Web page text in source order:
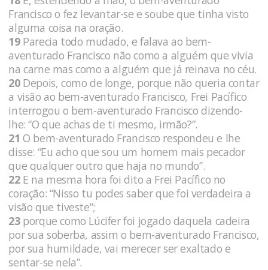
Francisco o fez levantar-se e soube que tinha visto
alguma coisa na oração.
19Parecia todo mudado, e falava ao bem-
aventurado Francisco não como a alguém que vivia
na carne mas como a alguém que já reinava no céu.
20Depois, como de longe, porque não queria contar
a visão ao bem-aventurado Francisco, Frei Pacífico
interrogou o bem-aventurado Francisco dizendo-
lhe: “O que achas de ti mesmo, irmão?”.
21 O bem-aventurado Francisco respondeu e lhe
disse: “Eu acho que sou um homem mais pecador
que qualquer outro que haja no mundo”.
22E na mesma hora foi dito a Frei Pacífico no
coração: “Nisso tu podes saber que foi verdadeira a
visão que tiveste”;
23porque como Lúcifer foi jogado daquela cadeira
por sua soberba, assim o bem-aventurado Francisco,
por sua humildade, vai merecer ser exaltado e
sentar-se nela”.